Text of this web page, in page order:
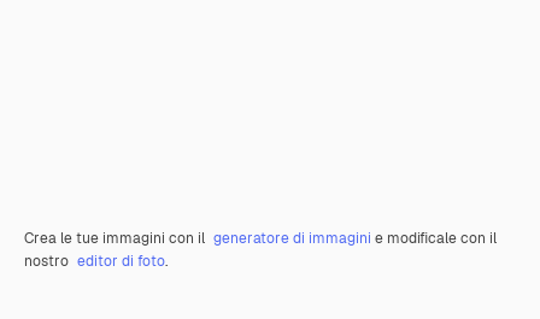
Crea le tue immagini con il generatore di immagini e modificale con il
nostro editor di foto.